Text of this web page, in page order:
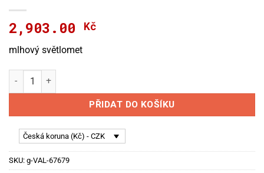
2,903.00 Kč
mlhový světlomet
Cibie Oskar Anti-Fog množství
PŘIDAT DO KOŠÍKU
Česká koruna (Kč) - CZK
SKU: g-VAL-67679